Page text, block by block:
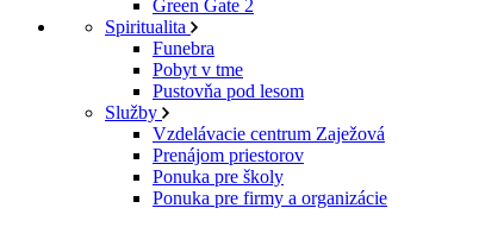
Green Gate 2
Spiritualita
Funebra
Pobyt v tme
Pustovňa pod lesom
Služby
Vzdelávacie centrum Zaježová
Prenájom priestorov
Ponuka pre školy
Ponuka pre firmy a organizácie